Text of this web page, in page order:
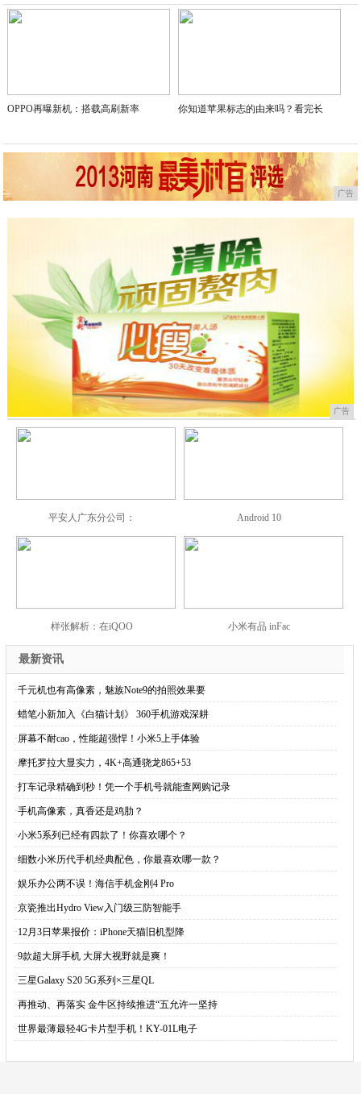
2020-05-29
OPPO再曝新机：搭载高刷新率 你知道苹果标志的由来吗？看完长
广告
广告
平安人广东分公司： Android 10
样张解析：在iQOO 小米有品 inFac
最新资讯
·千元机也有高像素，魅族Note9的拍照效果要
·蜡笔小新加入《白猫计划》 360手机游戏深耕
·屏幕不耐cao，性能超强悍！小米5上手体验
·摩托罗拉大显实力，4K+高通骁龙865+53
·打车记录精确到秒！凭一个手机号就能查网购记录
·手机高像素，真香还是鸡肋？
·小米5系列已经有四款了！你喜欢哪个？
·细数小米历代手机经典配色，你最喜欢哪一款？
·娱乐办公两不误！海信手机金刚4 Pro
·京瓷推出Hydro View入门级三防智能手
·12月3日苹果报价：iPhone天猫旧机型降
·9款超大屏手机 大屏大视野就是爽！
·三星Galaxy S20 5G系列×三星QL
·再推动、再落实 金牛区持续推进“五允许一坚持
·世界最薄最轻4G卡片型手机！KY-01L电子